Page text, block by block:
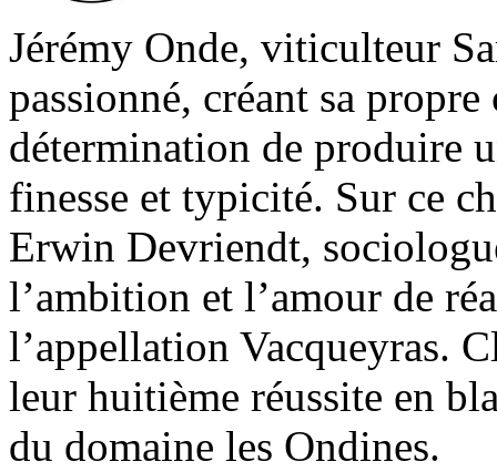
Jérémy Onde, viticulteur
passionné, créant sa
détermination de produire
finesse et typicité. Sur ce
Erwin Devriendt,
l’ambition et l’amour de
l’appellation Vacqueyras.
leur huitième réussite en
du domaine les Ondines.